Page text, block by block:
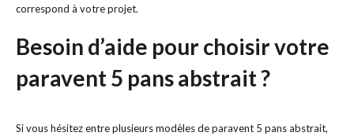
correspond à votre projet.
Besoin d’aide pour choisir votre
paravent 5 pans abstrait ?
Si vous hésitez entre plusieurs modèles de paravent 5 pans abstrait,